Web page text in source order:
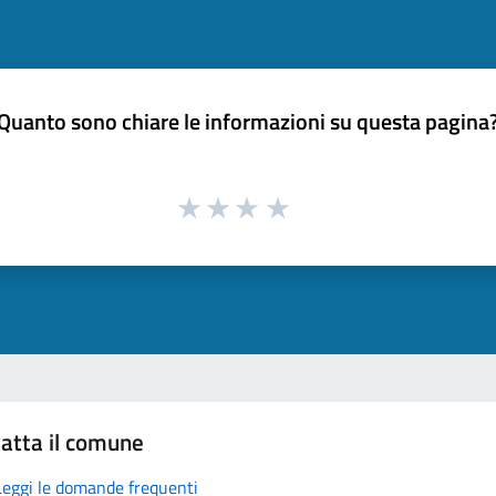
sono chiare le informazioni su questa
il comune
le domande frequenti